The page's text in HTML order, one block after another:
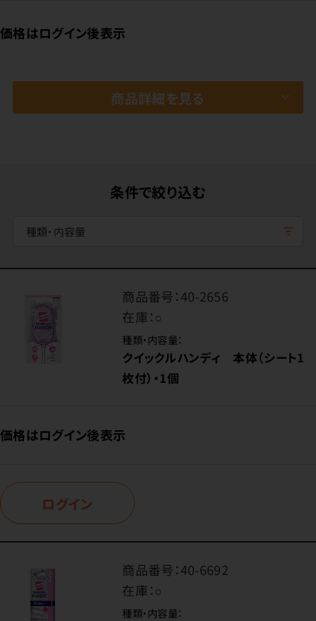
価格はログイン後表示
商品詳細を見る
条件で絞り込む
種類・内容量
商品番号：40-2656
在庫：○
種類・内容量：
クイックルハンディ 本体（シート1
枚付）・1個
価格はログイン後表示
ログイン
商品番号：40-6692
在庫：○
種類・内容量：